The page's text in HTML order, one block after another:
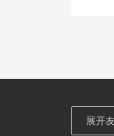
展开